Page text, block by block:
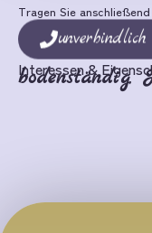
Tragen Sie
Interessen &
bodenständig,